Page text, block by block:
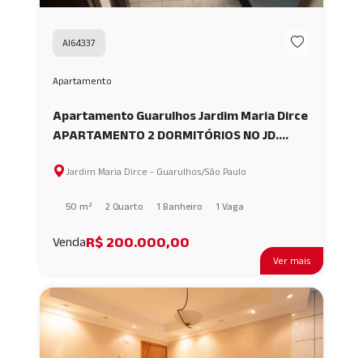
Ver mais
AI64337
Apartamento
Apartamento Guarulhos Jardim Maria Dirce
APARTAMENTO 2 DORMITÓRIOS NO JD.
Jardim Maria Dirce - Guarulhos/São Paulo
50 m² 2 Quarto 1 Banheiro 1 Vaga
VendaR$ 200.000,00